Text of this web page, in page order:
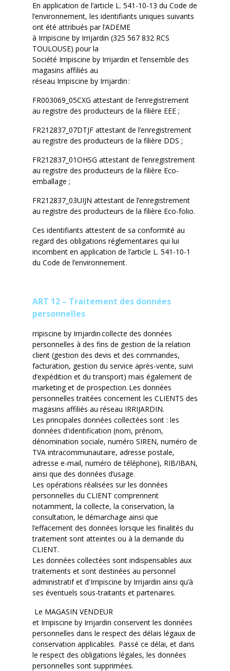
En application de l’article L. 541-10-13 du Code de
l’environnement, les identifiants uniques suivants
ont été attribués par l’ADEME
à Irripiscine by Irrijardin (325 567 832 RCS
TOULOUSE) pour la
Société Irripiscine by Irrijardin et l’ensemble des
magasins affiliés au
réseau Irripiscine by Irrijardin:
FR003069_05CXG attestant de l’enregistrement
au registre des producteurs de la filière EEE ;
FR212837_07DTJF attestant de l’enregistrement
au registre des producteurs de la filière DDS ;
FR212837_01OHSG attestant de l’enregistrement
au registre des producteurs de la filière Eco-
emballage ;
FR212837_03UIJN attestant de l’enregistrement
au registre des producteurs de la filière Eco-folio.
Ces identifiants attestent de sa conformité au
regard des obligations réglementaires qui lui
incombent en application de l’article L. 541-10-1
du Code de l’environnement.
ART 12 – Traitement des données
personnelles
rripiscine by Irrijardincollecte des données
personnelles à des fins de gestion de la relation
client (gestion des devis et des commandes,
facturation, gestion du service après-vente, suivi
d’expédition et du transport) mais également de
marketing et de prospection. Les données
personnelles traitées concernent les CLIENTS des
magasins affiliés au réseau IRRIJARDIN.
Les principales données collectées sont : les
données d'identification (nom, prénom,
dénomination sociale, numéro SIREN, numéro de
TVA intracommunautaire, adresse postale,
adresse e-mail, numéro de téléphone), RIB/IBAN,
ainsi que des données d’usage.
Les opérations réalisées sur les données
personnelles du CLIENT comprennent
notamment, la collecte, la conservation, la
consultation, le démarchage ainsi que
l’effacement des données lorsque les finalités du
traitement sont atteintes ou à la demande du
CLIENT.
Les données collectées sont indispensables aux
traitements et sont destinées au personnel
administratif et d'Irripiscine by Irrijardin ainsi qu’à
ses éventuels sous-traitants et partenaires.
Le MAGASIN VENDEUR
et Irripiscine by Irrijardin conserventles données
personnelles dans le respect des délais légaux de
conservation applicables. Passé ce délai, et dans
le respect des obligations légales, les données
personnelles sont supprimées.